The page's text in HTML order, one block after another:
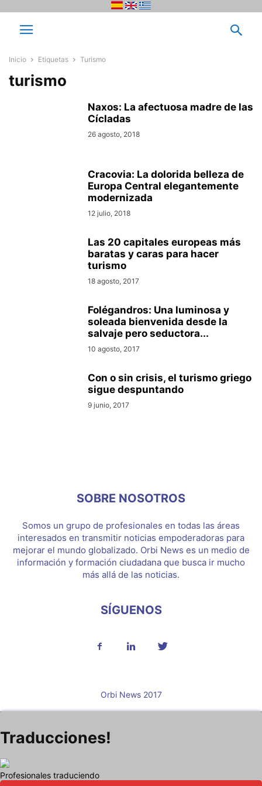
Inicio Etiquetas Turismo
turismo
Naxos: La afectuosa madre de las
Cícladas
26 agosto, 2018
Cracovia: La dolorida belleza de
Europa Central elegantemente
modernizada
12 julio, 2018
Las 20 capitales europeas más
baratas y caras para hacer
turismo
18 agosto, 2017
Folégandros: Una luminosa y
soleada bienvenida desde la
salvaje pero seductora...
10 agosto, 2017
Con o sin crisis, el turismo griego
sigue despuntando
9 junio, 2017
SOBRE NOSOTROS
Somos un grupo de profesionales en todas las áreas
interesados en transmitir noticias empoderadoras para
mejorar el mundo globalizado. Orbi News es un medio de
información y formación ciudadana que busca ir mucho
más allá de las noticias.
SÍGUENOS
Orbi News 2017
Traducciones!
Profesionales traduciendo